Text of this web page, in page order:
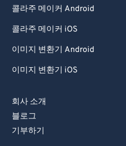
콜라주 메이커 Android
콜라주 메이커 iOS
이미지 변환기 Android
이미지 변환기 iOS
회사 소개
블로그
기부하기